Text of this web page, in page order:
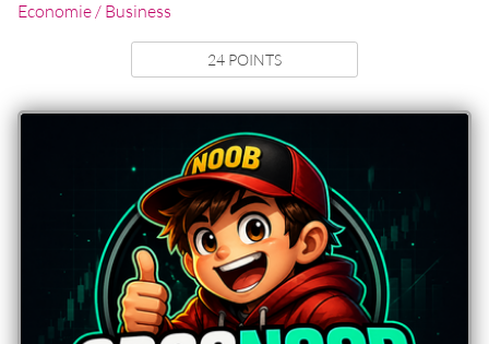
Economie / Business
24 POINTS